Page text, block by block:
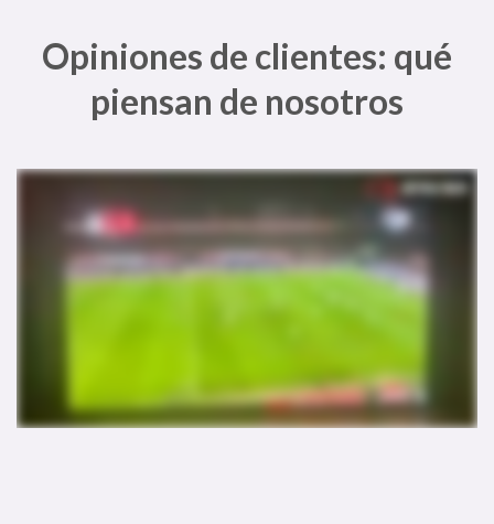
Opiniones de clientes: qué
piensan de nosotros